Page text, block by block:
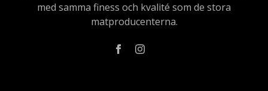
med samma finess och kvalité som de stora
matproducenterna.